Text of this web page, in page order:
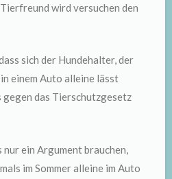
wird versuchen den
sich der Hundehalter, der
einem Auto alleine lässt
gegen das Tierschutzgesetz
ein Argument brauchen,
im Sommer alleine im Auto